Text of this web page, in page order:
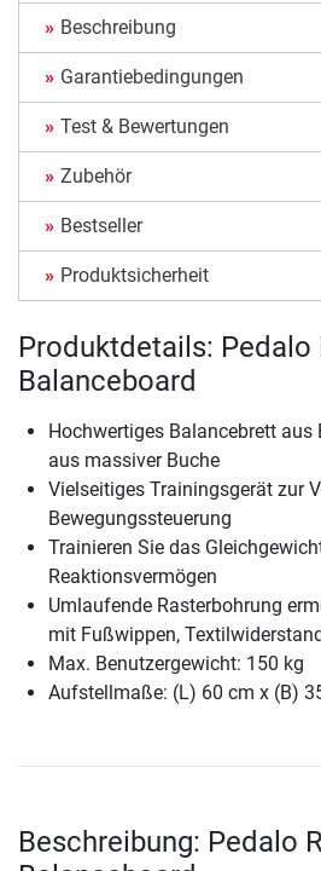
Beschreibung
Garantiebedingungen
Test & Bewertungen
Zubehör
Bestseller
Produktsicherheit
Produktdetails: Pedalo
Balanceboard
Hochwertiges Balancebrett aus
aus massiver Buche
Vielseitiges Trainingsgerät zur
Bewegungssteuerung
Trainieren Sie das
Reaktionsvermögen
Umlaufende Rasterbohrung
mit Fußwippen,
Max. Benutzergewicht: 150 kg
Aufstellmaße: (L) 60 cm x (B)
Beschreibung: Pedalo